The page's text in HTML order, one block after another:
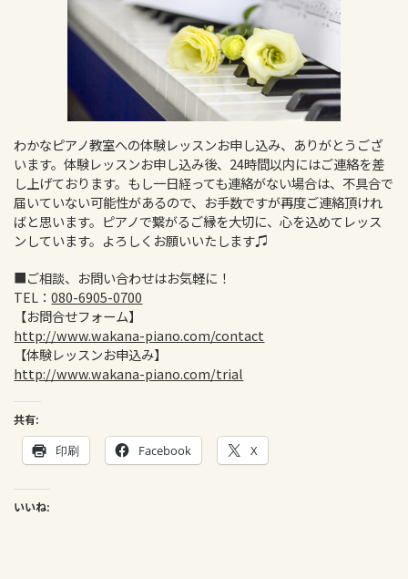
わかなピアノ教室への体験レッスンお申し込み、ありがとうござ
います。体験レッスンお申し込み後、24時間以内にはご連絡を差
し上げております。もし一日経っても連絡がない場合は、不具合で
届いていない可能性があるので、お手数ですが再度ご連絡頂けれ
ばと思います。ピアノで繋がるご縁を大切に、心を込めてレッス
ンしています。よろしくお願いいたします♫
■ご相談、お問い合わせはお気軽に！
TEL：080-6905-0700
【お問合せフォーム】
http://www.wakana-piano.com/contact
【体験レッスンお申込み】
http://www.wakana-piano.com/trial
共有:
印刷 Facebook X
いいね: